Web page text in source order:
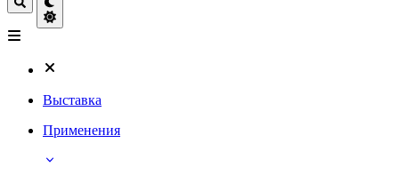
Выставка
Применения